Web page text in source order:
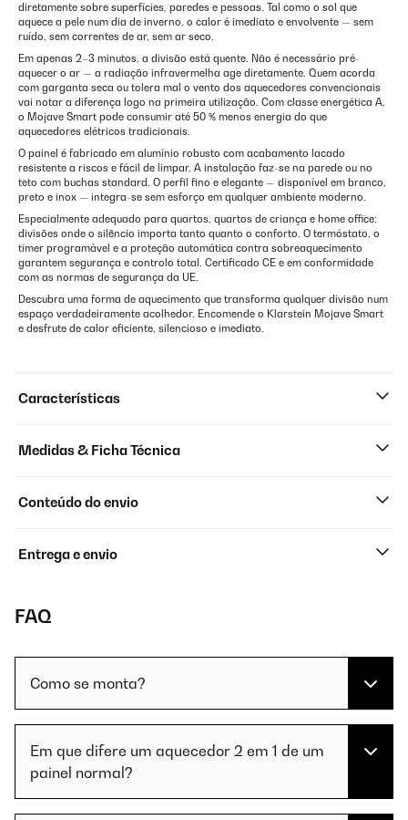
diretamente sobre superfícies, paredes e pessoas. Tal como o sol que
aquece a pele num dia de inverno, o calor é imediato e envolvente — sem
ruído, sem correntes de ar, sem ar seco.
Em apenas 2–3 minutos, a divisão está quente. Não é necessário pré-
aquecer o ar — a radiação infravermelha age diretamente. Quem acorda
com garganta seca ou tolera mal o vento dos aquecedores convencionais
vai notar a diferença logo na primeira utilização. Com classe energética A,
o Mojave Smart pode consumir até 50 % menos energia do que
aquecedores elétricos tradicionais.
O painel é fabricado em alumínio robusto com acabamento lacado
resistente a riscos e fácil de limpar. A instalação faz-se na parede ou no
teto com buchas standard. O perfil fino e elegante — disponível em branco,
preto e inox — integra-se sem esforço em qualquer ambiente moderno.
Especialmente adequado para quartos, quartos de criança e home office:
divisões onde o silêncio importa tanto quanto o conforto. O termóstato, o
timer programável e a proteção automática contra sobreaquecimento
garantem segurança e controlo total. Certificado CE e em conformidade
com as normas de segurança da UE.
Descubra uma forma de aquecimento que transforma qualquer divisão num
espaço verdadeiramente acolhedor. Encomende o Klarstein Mojave Smart
e desfrute de calor eficiente, silencioso e imediato.
Características
Medidas & Ficha Técnica
Conteúdo do envio
Entrega e envio
FAQ
Como se monta?
Em que difere um aquecedor 2 em 1 de um
painel normal?